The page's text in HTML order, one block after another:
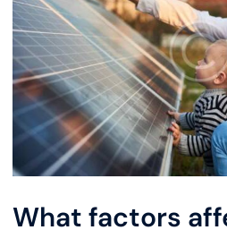
What factors